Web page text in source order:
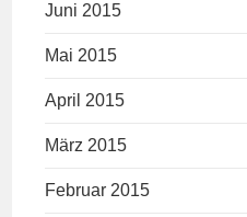
Juni 2015
Mai 2015
April 2015
März 2015
Februar 2015